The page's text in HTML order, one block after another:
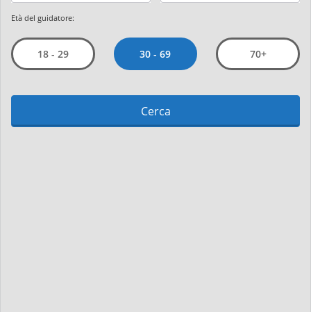
Età del guidatore:
18 - 29 30 - 69 70+
Cerca